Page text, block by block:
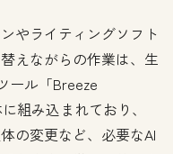
やライティングソフト
えながらの作業は、生
ール「Breeze
組み込まれており、
の変更など、必要なAI